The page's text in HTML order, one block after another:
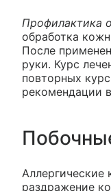
Профилактика
обработка
После
руки. Курс
повторных
рекомендации
Аллергические
раздражение